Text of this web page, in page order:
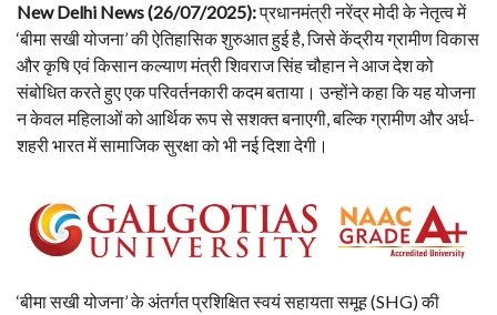
New Delhi News (26/07/2025):प्रधानमंत्री नरेंद्र मोदी के नेतृत्व में
‘बीमा सखी योजना’ की ऐतिहासिक शुरुआत हुई है, जिसे केंद्रीय ग्रामीण विकास
और कृषि एवं किसान कल्याण मंत्री शिवराज सिंह चौहान ने आज देश को
संबोधित करते हुए एक परिवर्तनकारी कदम बताया। उन्होंने कहा कि यह योजना
न केवल महिलाओं को आर्थिक रूप से सशक्त बनाएगी, बल्कि ग्रामीण और अर्ध-
शहरी भारत में सामाजिक सुरक्षा को भी नई दिशा देगी।
‘बीमा सखी योजना’ के अंतर्गत प्रशिक्षित स्वयं सहायता समूह (SHG) की